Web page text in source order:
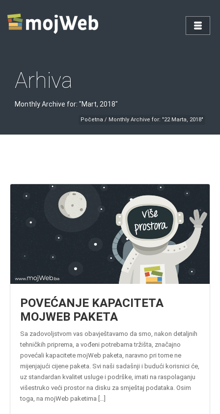
Arhiva
Monthly Archive for: "Mart, 2018"
Početna / Monthly Archive for: "22 Marta, 2018"
POVEĆANJE KAPACITETA
MOJWEB PAKETA
Sa zadovoljstvom vas obavještavamo da smo, nakon detaljnih
tehničkih priprema, a vođeni potrebama tržišta, značajno
povećali kapacitete mojWeb paketa, naravno pri tome ne
mijenjajući cijene paketa. Svi naši sadašnji i budući korisnici će,
uz standardan kvalitet usluge i podrške, imati na raspolaganju
višestruko veći prostor na disku za smještaj podataka. Osim
toga, na mojWeb paketima […]